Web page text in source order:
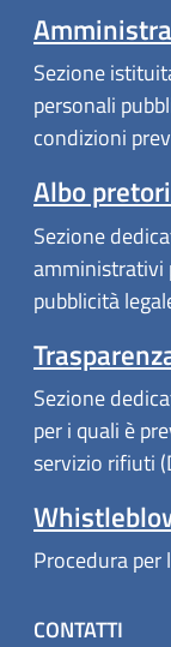
Sezione
personali
condizioni
Albo
Sezione
amministrativi
pubblicità
Sezione
per i quali è
servizio rifiuti
Procedura per
CONTATTI